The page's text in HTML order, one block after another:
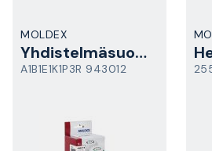
MOLDEX
Yhdistelmäsuodatin
A1B1E1K1P3R 943012